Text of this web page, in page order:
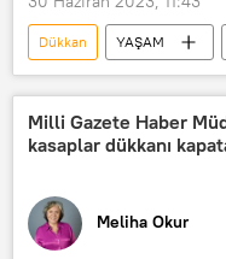
Dükkan YAŞAM
Balıkesir Belediyesi
Milli Gazete Haber
kasaplar dükkanı
Meliha Okur